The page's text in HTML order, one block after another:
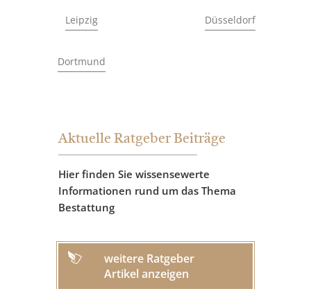
Leipzig Düsseldorf
Dortmund
Aktuelle Ratgeber Beiträge
Hier finden Sie wissensewerte
Informationen rund um das Thema
Bestattung
weitere Ratgeber
Artikel anzeigen